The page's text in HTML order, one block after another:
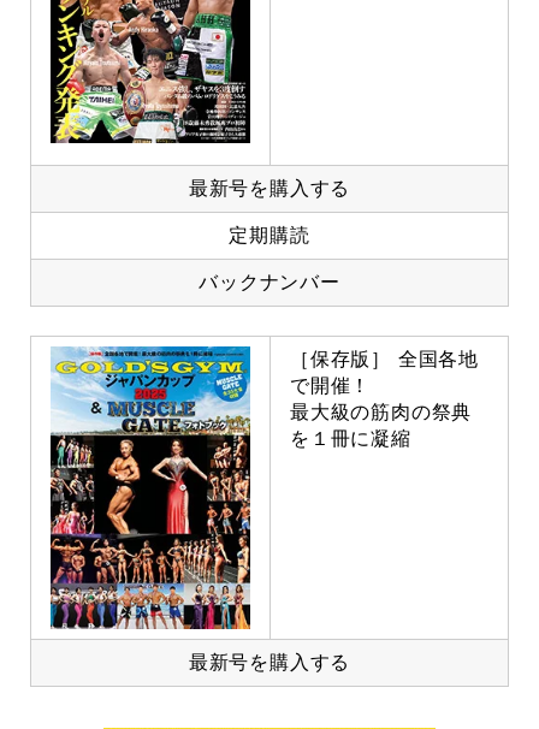
最新号を購入する
定期購読
バックナンバー
［保存版］ 全国各地
で開催！
最大級の筋肉の祭典
を１冊に凝縮
最新号を購入する